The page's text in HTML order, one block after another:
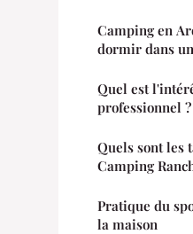
Camping en
dormir dans
Quel est
professionnel ?
Quels sont les
Camping
Pratique du
la maison